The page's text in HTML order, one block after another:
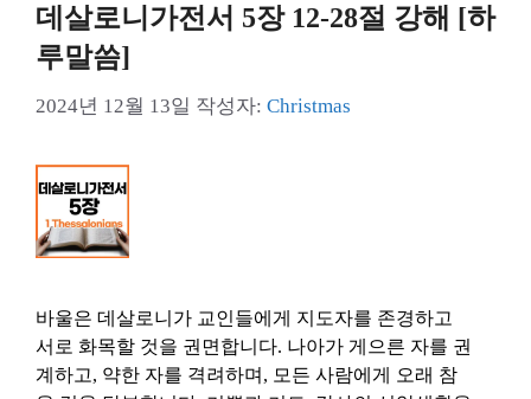
데살로니가전서 5장 12-28절 강해 [하
루말씀]
2024년 12월 13일 작성자: Christmas
바울은 데살로니가 교인들에게 지도자를 존경하고
서로 화목할 것을 권면합니다. 나아가 게으른 자를 권
계하고, 약한 자를 격려하며, 모든 사람에게 오래 참